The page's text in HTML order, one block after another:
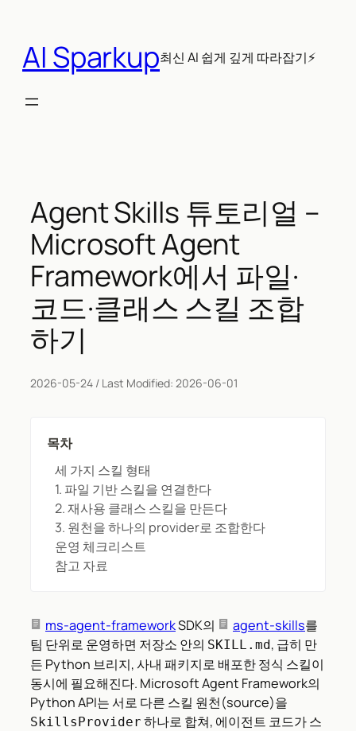
AI Sparkup최신 AI 쉽게 깊게 따라잡기⚡
Agent Skills 튜토리얼 –
Microsoft Agent
Framework에서 파일·
코드·클래스 스킬 조합
하기
2026-05-24 / Last Modified: 2026-06-01
목차
세 가지 스킬 형태
1. 파일 기반 스킬을 연결한다
2. 재사용 클래스 스킬을 만든다
3. 원천을 하나의 provider로 조합한다
운영 체크리스트
참고 자료
ms-agent-frameworkSDK의 agent-skills를
팀 단위로 운영하면 저장소 안의 SKILL.md, 급히 만
든 Python 브리지, 사내 패키지로 배포한 정식 스킬이
동시에 필요해진다. Microsoft Agent Framework의
Python API는 서로 다른 스킬 원천(source)을
SkillsProvider 하나로 합쳐, 에이전트 코드가 스